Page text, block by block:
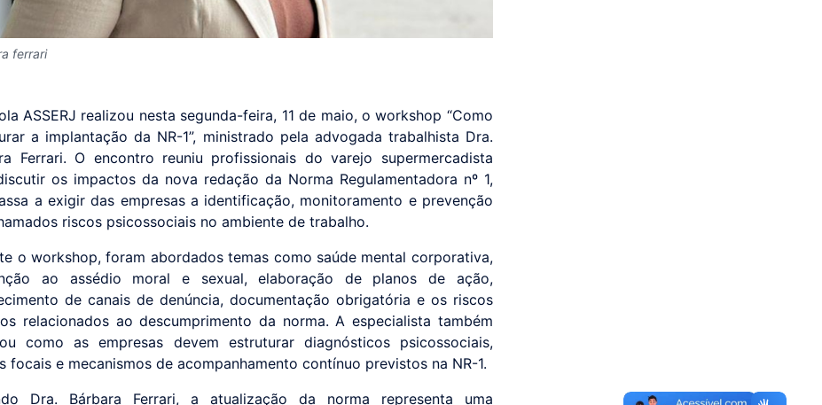
ferrari
ASSERJ realizou nesta segunda-feira, 11 de maio, o workshop “Como
a implantação da NR-1”, ministrado pela advogada trabalhista Dra.
Ferrari. O encontro reuniu profissionais do varejo supermercadista
os impactos da nova redação da Norma Regulamentadora nº 1,
a exigir das empresas a identificação, monitoramento e prevenção
riscos psicossociais no ambiente de trabalho.
o workshop, foram abordados temas como saúde mental corporativa,
ao assédio moral e sexual, elaboração de planos de ação,
de canais de denúncia, documentação obrigatória e os riscos
relacionados ao descumprimento da norma. A especialista também
como as empresas devem estruturar diagnósticos psicossociais,
focais e mecanismos de acompanhamento contínuo previstos na NR-1.
Dra. Bárbara Ferrari, a atualização da norma representa uma